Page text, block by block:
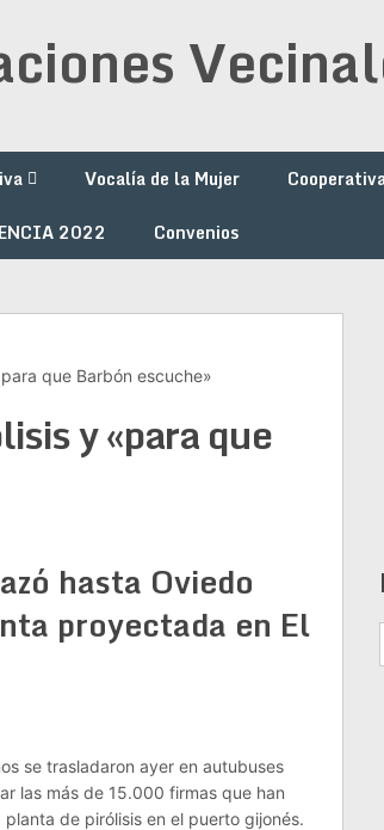
Vocalía de la Mujer
2022 Convenios
que Barbón escuche»
y «para que
hasta Oviedo
proyectada en El
se trasladaron ayer en autubuses
las más de 15.000 firmas que han
de pirólisis en el puerto gijonés.